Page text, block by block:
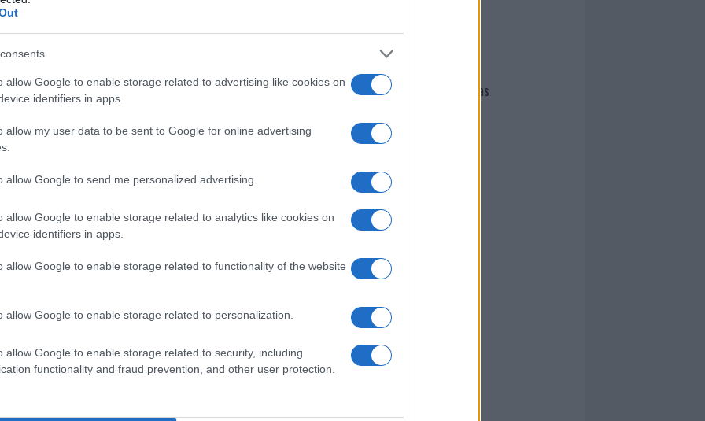
allow Google to enable storage related to advertising like cookies on
identifiers in apps.
allow my user data to be sent to Google for online advertising
allow Google to send me personalized advertising.
allow Google to enable storage related to analytics like cookies on
identifiers in apps.
allow Google to enable storage related to functionality of the website
allow Google to enable storage related to personalization.
allow Google to enable storage related to security, including
functionality and fraud prevention, and other user protection.
nella sezione
di GalluraOggi.it
i tuoi video e le tue foto
+39 345 356 7512
news da
Giovannimaria Cabras